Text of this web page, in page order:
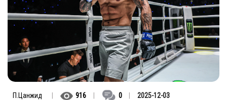
П.Цанжид 916 0 2025-12-03